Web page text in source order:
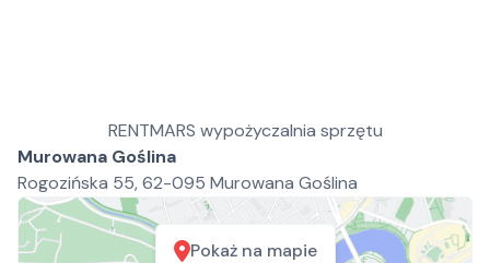
RENTMARS wypożyczalnia sprzętu
Murowana Goślina
Rogozińska 55, 62-095 Murowana Goślina
Pokaż na mapie